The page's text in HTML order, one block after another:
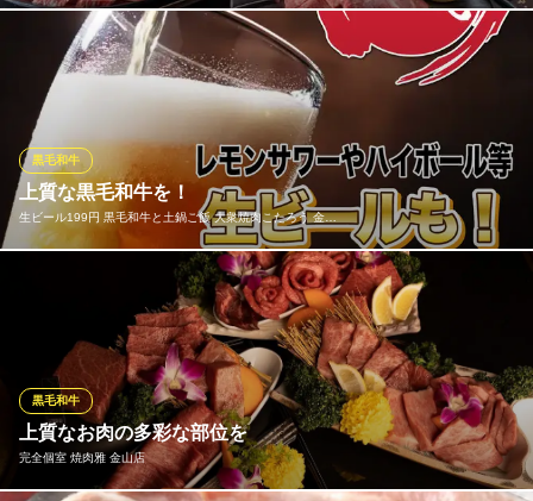
毎日お店で捌く新鮮なお肉を、食べ放題でたっぷりと味わえるの
が魅力です。 日〜木限定の55品から、一番人気の牛タンや国産牛
も楽しめる88品、さらに全品対象の贅沢プランまで3種類のコース
をご用意。 秘伝のタレが肉の旨味を引き立て、コスパ良く厳選牛
を心ゆくまで満喫していただけます。
食べ飲み放題 焼肉としゃぶしゃぶ Sarao
食べ放題！絶品焼肉店
ＪＲ金山駅 徒歩5分
愛知県名古屋市中区金山2-8-4 エスポア金山1F
上質な黒毛和牛を！
生ビール199円 黒毛和牛と土鍋ご飯 大衆焼肉こたろう 金…
黒毛和牛
老舗精肉店から直送。等級よりも旨さにこだわりA4、A5の和牛を
ご用意！生ビールやハイボール、レモンサワーなど毎日199円(税
抜)にてご提供！ご一緒にどうぞ！
生ビール199円 黒毛和牛と土鍋ご飯 大衆焼肉こたろう 金山
駅店
和牛と土鍋ごはん
地下鉄名城・名港線金山駅 徒歩2分
愛知県名古屋市中区金山2-16-11
上質なお肉の多彩な部位を
完全個室 焼肉雅 金山店
黒毛和牛